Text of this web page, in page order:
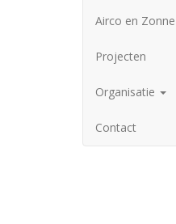
Airco en
Projecten
Organisatie
Contact